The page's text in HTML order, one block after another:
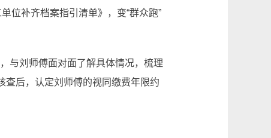
位补齐档案指引清单》，变“群众跑”
与刘师傅面对面了解具体情况，梳理
查后，认定刘师傅的视同缴费年限约